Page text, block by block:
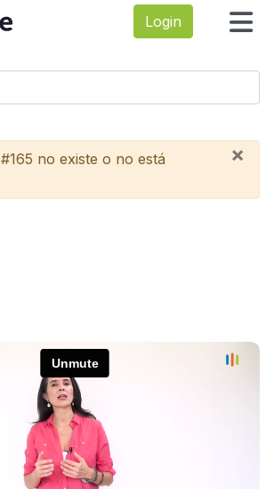
Login
×
no existe o no está